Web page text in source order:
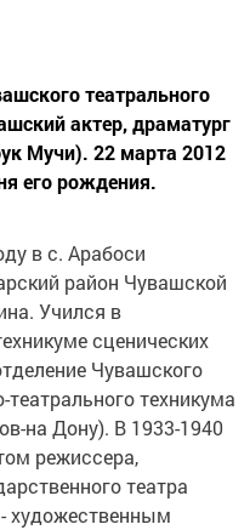
театрального
актер, драматург
Мучи). 22 марта 2012
его рождения.
в с. Арабоси
район Чувашской
Учился в
сценических
Чувашского
техникума
на Дону). В 1933-1940
режиссера,
театра
- художественным